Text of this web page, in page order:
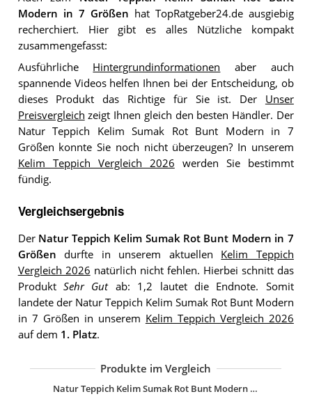
Modern in 7 Größen hat TopRatgeber24.de ausgiebig
recherchiert. Hier gibt es alles Nützliche kompakt
zusammengefasst:
Ausführliche Hintergrundinformationen aber auch
spannende Videos helfen Ihnen bei der Entscheidung, ob
dieses Produkt das Richtige für Sie ist. Der Unser
Preisvergleich zeigt Ihnen gleich den besten Händler. Der
Natur Teppich Kelim Sumak Rot Bunt Modern in 7
Größen konnte Sie noch nicht überzeugen? In unserem
Kelim Teppich Vergleich 2026 werden Sie bestimmt
fündig.
Vergleichsergebnis
Der Natur Teppich Kelim Sumak Rot Bunt Modern in 7
Größen durfte in unserem aktuellen Kelim Teppich
Vergleich 2026 natürlich nicht fehlen. Hierbei schnitt das
ProduktSehr Gutab: 1,2 lautet die Endnote. Somit
landete der Natur Teppich Kelim Sumak Rot Bunt Modern
in 7 Größen in unserem Kelim Teppich Vergleich 2026
auf dem 1. Platz.
Produkte im Vergleich
Natur Teppich Kelim Sumak Rot Bunt Modern in 7 Größen
Natur Teppich Bauwolle Kelim Prico
Navarro Natur Teppich Bauwolle
Kelim Teppich aus Bester Wolle
Pergamon Natur Teppich Kelim